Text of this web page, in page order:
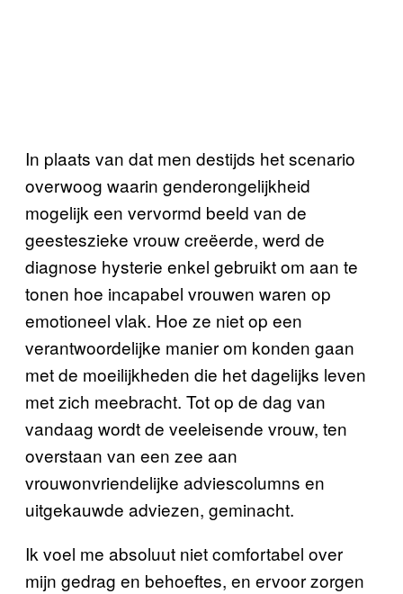
In plaats van dat men destijds het scenario
overwoog waarin genderongelijkheid
mogelijk een vervormd beeld van de
geesteszieke vrouw creëerde, werd de
diagnose hysterie enkel gebruikt om aan te
tonen hoe incapabel vrouwen waren op
emotioneel vlak. Hoe ze niet op een
verantwoordelijke manier om konden gaan
met de moeilijkheden die het dagelijks leven
met zich meebracht. Tot op de dag van
vandaag wordt de veeleisende vrouw, ten
overstaan van een zee aan
vrouwonvriendelijke adviescolumns en
uitgekauwde adviezen, geminacht.
Ik voel me absoluut niet comfortabel over
mijn gedrag en behoeftes, en ervoor zorgen